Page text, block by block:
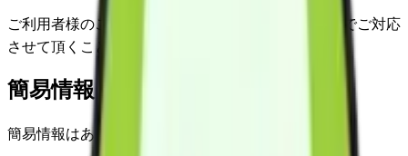
ご利用者様のご都合に合わせて、営業日外、時間外でご対応
させて頂くことも可能です。 別途、ご相談願います。
簡易情報
簡易情報はありません